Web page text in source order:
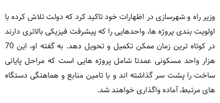
وزیر راه و شهرسازی در اظهارات خود تاکید کرد که دولت تلاش کرده با
اولویت بندی پروژه ها، واحدهایی را که پیشرفت فیزیکی بالاتری دارند
در کوتاه ترین زمان ممکن تکمیل و تحویل دهد. به گفته او، این 70
هزار واحد مسکونی عمدتا شامل پروژه هایی است که مراحل پایانی
ساخت را پشت سر گذاشته اند و با تامین منابع و هماهنگی دستگاه
های مرتبط، آماده واگذاری خواهند شد.